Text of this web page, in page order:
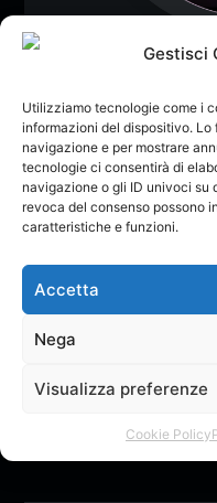
Gestisci
Utilizziamo tecnologie come i
informazioni del dispositivo.
navigazione e per mostrare
tecnologie ci consentirà di
navigazione o gli ID univoci su
revoca del consenso possono
caratteristiche e funzioni.
Accetta
Nega
Visualizza preferenze
Cookie Policy
Follow
Vota